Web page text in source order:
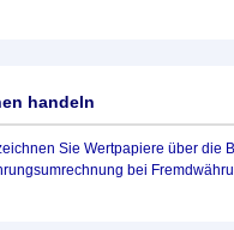
handeln
Sie Wertpapiere über die
bei